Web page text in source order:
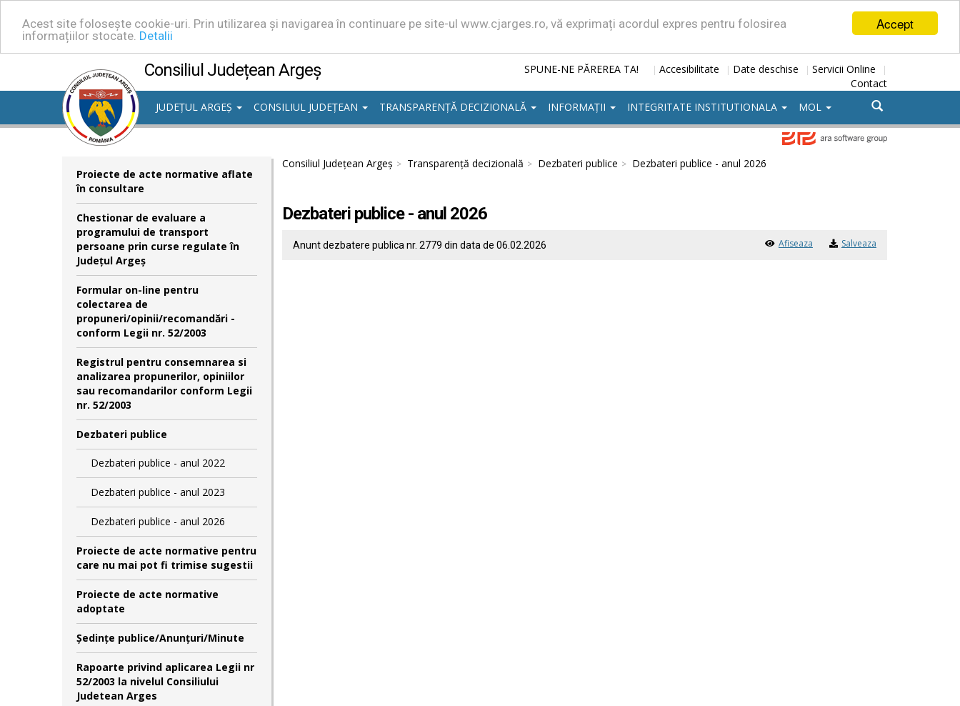
Accept
Acest site folosește cookie-uri. Prin utilizarea și navigarea în continuare pe site-ul www.cjarges.ro, vă exprimați acordul expres pentru folosirea
informațiilor stocate. Detalii
Consiliul Județean Argeș SPUNE-NE PĂREREA TA! | Accesibilitate | Date deschise | Servicii Online |
Contact
JUDEȚUL ARGEȘ
CONSILIUL JUDEȚEAN TRANSPARENȚĂ DECIZIONALĂ INFORMAȚII INTEGRITATE INSTITUTIONALA MOL
Proiecte de acte normative aflate
în consultare
Chestionar de evaluare a
programului de transport
persoane prin curse regulate în
Județul Argeș
Formular on-line pentru
colectarea de
propuneri/opinii/recomandări -
conform Legii nr. 52/2003
Registrul pentru consemnarea si
analizarea propunerilor, opiniilor
sau recomandarilor conform Legii
nr. 52/2003
Dezbateri publice
Dezbateri publice - anul 2022
Dezbateri publice - anul 2023
Dezbateri publice - anul 2026
Proiecte de acte normative pentru
care nu mai pot fi trimise sugestii
Proiecte de acte normative
adoptate
Şedinţe publice/Anunţuri/Minute
Rapoarte privind aplicarea Legii nr
52/2003 la nivelul Consiliului
Judetean Arges
Consiliul Județean Argeș Transparență decizională Dezbateri publice Dezbateri publice - anul 2026
Dezbateri publice - anul 2026
Anunt dezbatere publica nr. 2779 din data de 06.02.2026 Afiseaza Salveaza